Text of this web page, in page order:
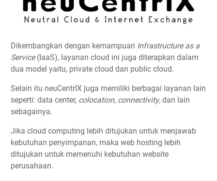
Dikembangkan dengan kemampuan Infrastructure as a
Service(IaaS), layanan cloud ini juga diterapkan dalam
dua model yaitu, private cloud dan public cloud.
Selain itu neuCentrIX juga memiliki berbagai layanan lain
seperti: data center, colocation, connectivity, dan lain
sebagainya.
Jika cloud computing lebih ditujukan untuk menjawab
kebutuhan penyimpanan, maka web hosting lebih
ditujukan untuk memenuhi kebutuhan website
perusahaan.